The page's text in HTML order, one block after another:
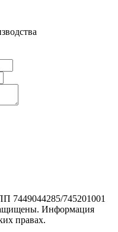
745201001
Информация
правах.